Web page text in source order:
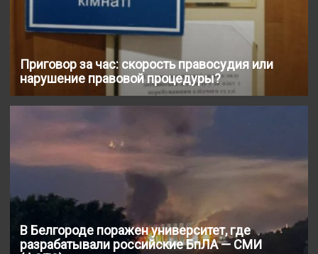
Приговор за час: скорость правосудия или
нарушение правовой процедуры?
В Белгороде поражен университет, где
разрабатывали российские БпЛА — СМИ